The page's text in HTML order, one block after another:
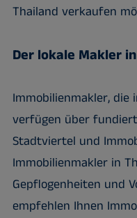
Thailand verkaufen
Der lokale Makler
Immobilienmakler, die
verfügen über
Stadtviertel und
Immobilienmakler in
Gepflogenheiten und
empfehlen Ihnen